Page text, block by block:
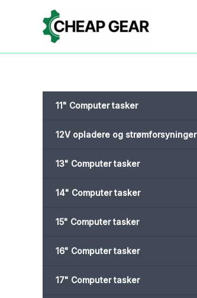
11" Computer tasker
12V opladere og strømforsyninger
13" Computer tasker
14" Computer tasker
15" Computer tasker
16" Computer tasker
17" Computer tasker